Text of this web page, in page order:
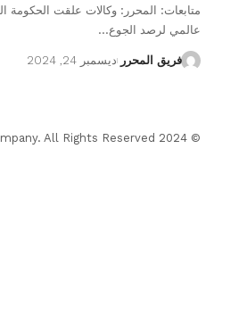
متابعات: المحرر: وكالات علقت الحكومة
عالمي لرصد الجوع…
فريق المحرر ديسمبر 24, 2024
© 2024 Almohrer News. winwin company Developed Company. All Rights Reserved.